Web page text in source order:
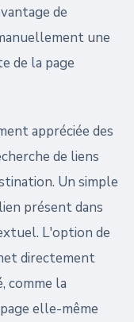
de
une
de la page
appréciée des
de liens
Un simple
présent dans
L'option de
directement
comme la
elle-même